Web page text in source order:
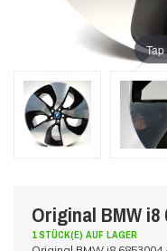
Original BMW i8
1 STÜCK(E) AUF LAGER